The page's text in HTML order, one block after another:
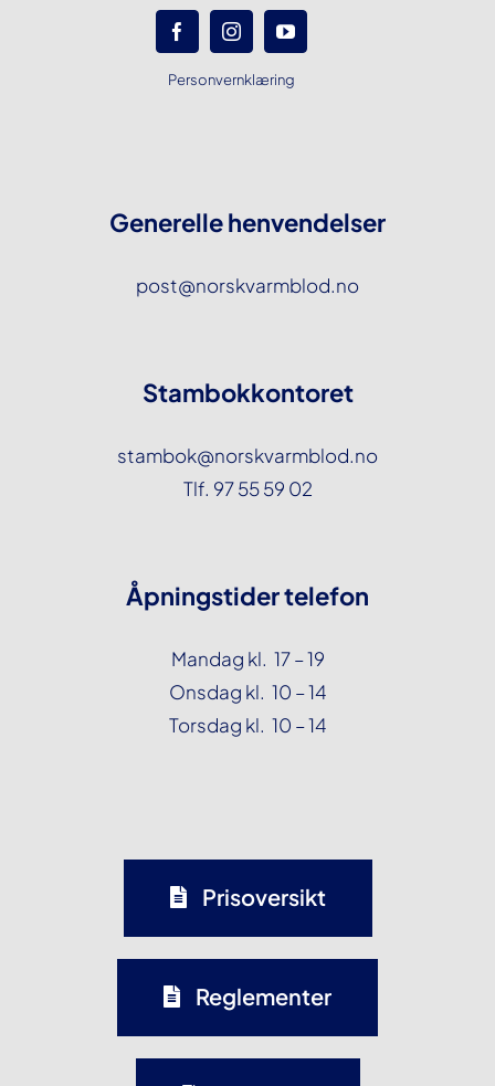
Personvernklæring
Generelle henvendelser
post@norskvarmblod.no
Stambokkontoret
stambok@norskvarmblod.no
Tlf. 97 55 59 02
Åpningstider telefon
Mandag kl. 17 – 19
Onsdag kl. 10 – 14
Torsdag kl. 10 – 14
Prisoversikt
Reglementer